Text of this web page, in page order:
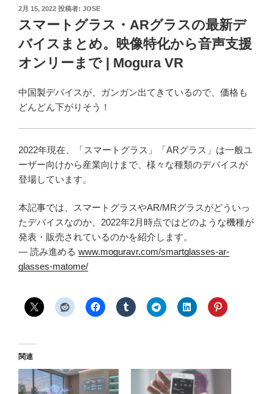
投
稿
日:
2月 15, 2022 投稿者: JOSE
スマートグラス・ARグラスの最新デ
バイスまとめ。映像特化から音声支援
オンリーまで | Mogura VR
中国製デバイスが、ガンガン出てきているので、価格も
どんどん下がりそう！
2022年現在、「スマートグラス」「ARグラス」は一般ユ
ーザー向けから産業向けまで、様々な種類のデバイスが
登場しています。
本記事では、スマートグラスやAR/MRグラスがどういっ
たデバイスなのか、2022年2月時点ではどのような機種が
発表・販売されているのかを紹介します。
— 読み進める www.moguravr.com/smartglasses-ar-
glasses-matome/
関連